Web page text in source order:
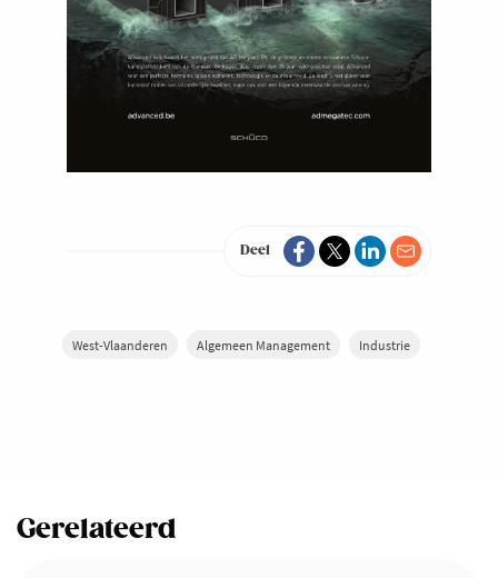
Deel
West-Vlaanderen Algemeen Management Industrie
Gerelateerd